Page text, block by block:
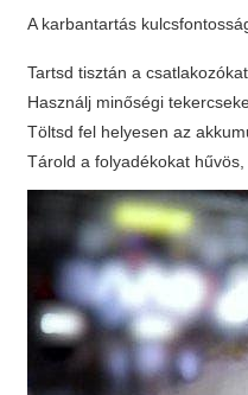
A karbantartás
Tartsd tisztán a
Használj minőségi
Töltsd fel helyesen az
Tárold a folyadékokat